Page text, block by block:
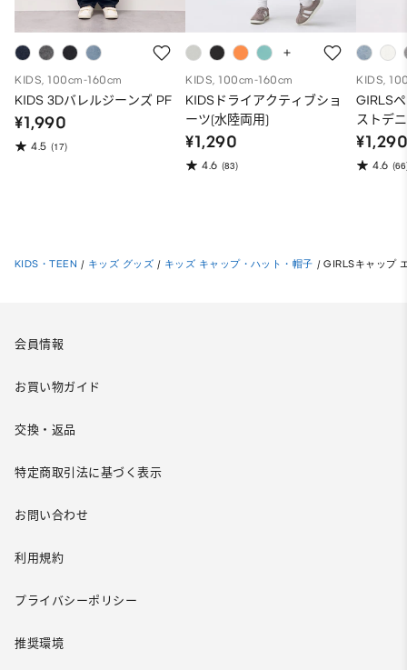
KIDS, 100cm-160cm
KIDS 3Dバレルジーンズ PF
¥1,990
4.5 (17)
KIDS, 100cm-160cm
KIDSドライアクティブショ
ーツ(水陸両用)
¥1,290
4.6 (83)
KIDS,
GIRLS
ストデ
4.6
KIDS・TEEN / キッズ グッズ / キッズ キャップ・ハット・帽子 / GIRLSキャップ
会員情報
お買い物ガイド
交換・返品
特定商取引法に基づく表示
お問い合わせ
利用規約
プライバシーポリシー
推奨環境